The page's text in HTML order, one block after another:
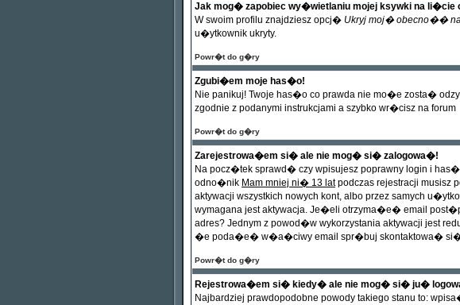
Jak mog� zapobiec wy�wietlaniu mojej ksywki na
W swoim profilu znajdziesz opcj� Ukryj moj� obecno��
u�ytkownik ukryty.
Powr�t do g�ry
Zgubi�em moje has�o!
Nie panikuj! Twoje has�o co prawda nie mo�e zosta�
zgodnie z podanymi instrukcjami a szybko wr�cisz na forum
Powr�t do g�ry
Zarejestrowa�em si� ale nie mog� si� zalogowa�!
Na pocz�tek sprawd� czy wpisujesz poprawny login i
odno�nik Mam mniej ni� 13 latpodczas rejestracji musisz
aktywacji wszystkich nowych kont, albo przez samych
wymagana jest aktywacja. Je�eli otrzyma�e� email
adres? Jednym z powod�w wykorzystania aktywacji
�e poda�e� w�a�ciwy email spr�buj skontaktowa� si�
Powr�t do g�ry
Rejestrowa�em si� kiedy� ale nie mog� si� ju�
Najbardziej prawdopodobne powody takiego stanu to: